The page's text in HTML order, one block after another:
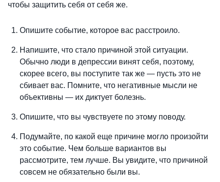
чтобы защитить себя от себя же.
Опишите событие, которое вас расстроило.
Напишите, что стало причиной этой ситуации.
Обычно люди в депрессии винят себя, поэтому,
скорее всего, вы поступите так же — пусть это не
сбивает вас. Помните, что негативные мысли не
объективны — их диктует болезнь.
Опишите, что вы чувствуете по этому поводу.
Подумайте, по какой еще причине могло произойти
это событие. Чем больше вариантов вы
рассмотрите, тем лучше. Вы увидите, что причиной
совсем не обязательно были вы.